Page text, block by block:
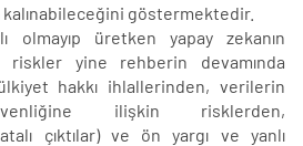
kalınabileceğini göstermektedir.
olmayıp üretken yapay zekanın
yine rehberin devamında
hakkı ihlallerinden, verilerin
ilişkin risklerden,
çıktılar) ve ön yargı ve yanlı